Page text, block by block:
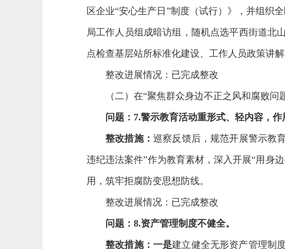
区企业“安心生产日”制度（试行）》，并组织
局工作人员组成暗访组，随机点选平西街道北
点检查基层站所标准化建设、工作人员政策讲
整改进展情况：已完成整改
（二）在“聚焦群众身边不正之风和腐败问
问题： 7.警示教育活动重形式、轻内容，作
整改措施： 巡察反馈后，规范开展警示教
违纪违法案件”作为教育素材，深入开展“用身
用，筑牢拒腐防变思想防线。
整改进展情况：已完成整改
问题：8.资产管理制度不健全。
整改措施： 一是建立健全无形资产管理制